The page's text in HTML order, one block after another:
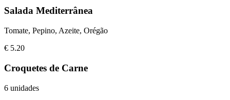
Salada Mediterrânea
Tomate, Pepino, Azeite, Orégão
€ 5.20
Croquetes de Carne
6 unidades